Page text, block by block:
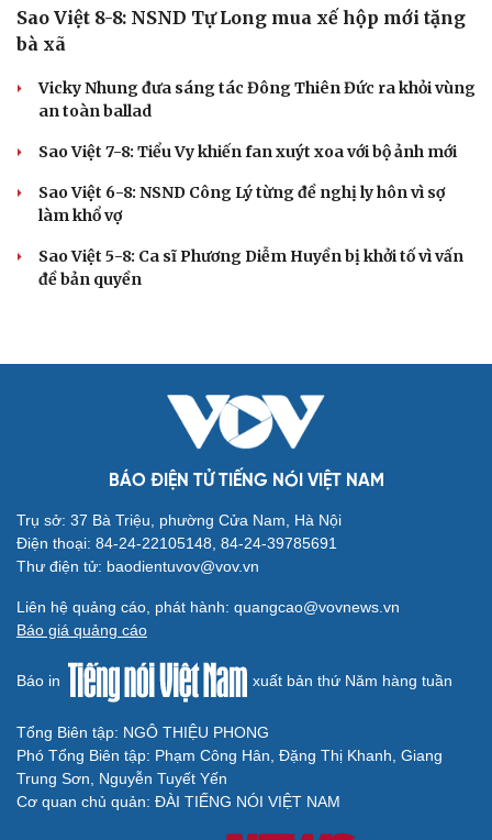
Sao Việt 8-8: NSND Tự Long mua xế hộp mới tặng
bà xã
Vicky Nhung đưa sáng tác Đông Thiên Đức ra khỏi vùng
an toàn ballad
Sao Việt 7-8: Tiểu Vy khiến fan xuýt xoa với bộ ảnh mới
Sao Việt 6-8: NSND Công Lý từng đề nghị ly hôn vì sợ
làm khổ vợ
Sao Việt 5-8: Ca sĩ Phương Diễm Huyền bị khởi tố vì vấn
đề bản quyền
BÁO ĐIỆN TỬ TIẾNG NÓI VIỆT NAM
Trụ sở: 37 Bà Triệu, phường Cửa Nam, Hà Nội
Điện thoại: 84-24-22105148, 84-24-39785691
Thư điện tử: baodientuvov@vov.vn
Liên hệ quảng cáo, phát hành: quangcao@vovnews.vn
Báo giá quảng cáo
Báo in xuất bản thứ Năm hàng tuần
Tổng Biên tập: NGÔ THIỆU PHONG
Phó Tổng Biên tập: Phạm Công Hân, Đặng Thị Khanh, Giang
Trung Sơn, Nguyễn Tuyết Yến
Cơ quan chủ quản: ĐÀI TIẾNG NÓI VIỆT NAM